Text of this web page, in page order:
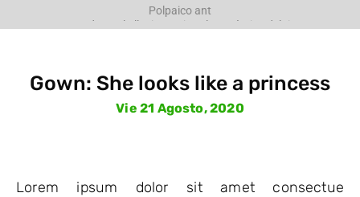
Polpaico ant
Gown: She looks like a princess
Vie 21 Agosto, 2020
Lorem ipsum dolor sit amet consectue